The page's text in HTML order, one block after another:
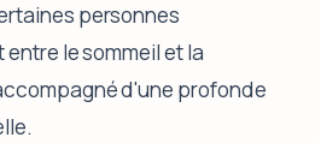
personnes
le sommeil et la
d'une profonde